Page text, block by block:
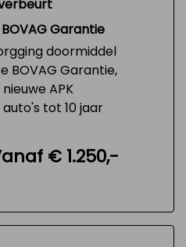
Garantie
doormiddel
BOVAG Garantie,
APK
tot 10 jaar
€ 1.250,-